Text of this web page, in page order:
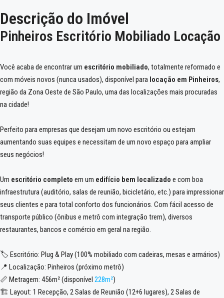
Descrição do Imóvel
Pinheiros Escritório Mobiliado Locação
Você acaba de encontrar um escritório mobiliado, totalmente reformado e
com móveis novos (nunca usados), disponível para locação em Pinheiros,
região da Zona Oeste de São Paulo, uma das localizações mais procuradas
na cidade!
Perfeito para empresas que desejam um novo escritório ou estejam
aumentando suas equipes e necessitam de um novo espaço para ampliar
seus negócios!
Um escritório completo em um edifício bem localizado e com boa
infraestrutura (auditório, salas de reunião, bicicletário, etc.) para impressionar
seus clientes e para total conforto dos funcionários. Com fácil acesso de
transporte público (ônibus e metrô com integração trem), diversos
restaurantes, bancos e comércio em geral na região.
🏷️ Escritório: Plug & Play (100% mobiliado com cadeiras, mesas e armários)
📍 Localização: Pinheiros (próximo metrô)
📏 Metragem: 456m² (disponível 228m²)
🏗️ Layout: 1 Recepção, 2 Salas de Reunião (12+6 lugares), 2 Salas de